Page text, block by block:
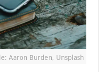
Aaron Burden, Unsplash